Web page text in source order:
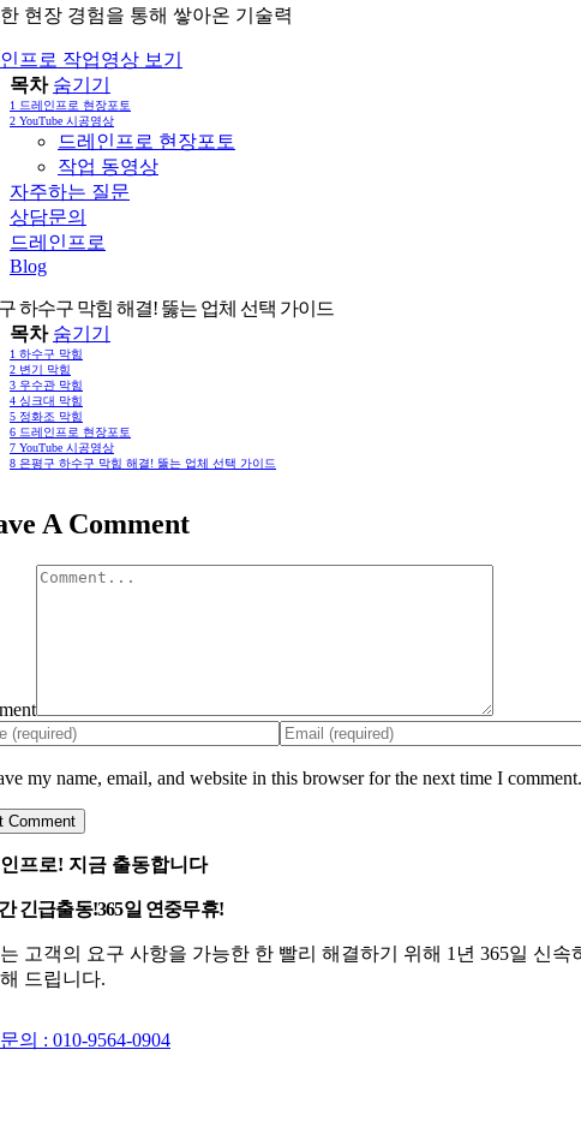
현장 경험을 통해 쌓아온 기술력
프로 작업영상 보기
목차 숨기기
1 드레인프로 현장포토
2 YouTube 시공영상
드레인프로 현장포토
작업 동영상
자주하는 질문
상담문의
드레인프로
Blog
하수구 막힘 해결! 뚫는 업체 선택 가이드
목차 숨기기
1 하수구 막힘
2 변기 막힘
3 우수관 막힘
4 싱크대 막힘
5 정화조 막힘
6 드레인프로 현장포토
7 YouTube 시공영상
8 은평구 하수구 막힘 해결! 뚫는 업체 선택 가이드
A Comment
my name, email, and website in this browser for the next time I comment.
프로! 지금 출동합니다
긴급출동!365일 연중무휴!
고객의 요구 사항을 가능한 한 빨리 해결하기 위해 1년 365일 신
드립니다.
의 : 010-9564-0904